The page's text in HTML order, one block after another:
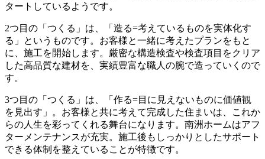
タートしているようです。
2つ目の「つくる」は、「 造る=考えているものを実体化す
る 」というものです。お客様と一緒に考えたプランをもと
に、施工を開始します。厳密な構造検査や検査項目をクリア
した高品質な建材を、実績豊富な職人の腕で造っていくので
す。
3つ目の「つくる」は、「 作る=目に見えないものに価値観
を見出す 」。お客様と共に考えて完成した住まいは、これか
らの人生を彩ってくれる舞台になります。南洲ホームはアフ
ターメンテナンスが充実。施工後もしっかりとしたサポート
できる体制を整えていることが特徴です。